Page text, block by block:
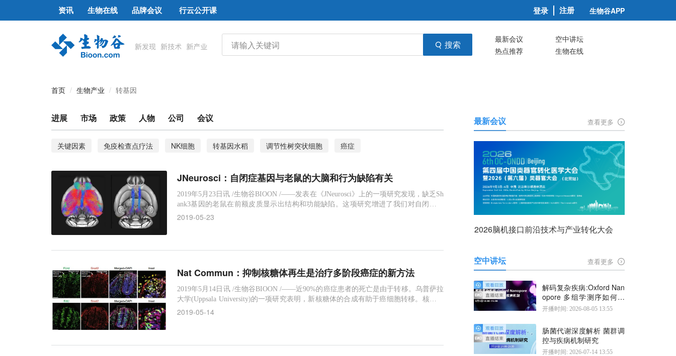
资讯 生物在线 品牌会议 行云公开课 登录 注册 生物谷APP
搜索 最新会议
空中讲坛
热点推荐
生物在线
首页 生物产业 转基因
进展 市场 政策 人物 公司 会议
关键因素 免疫检查点疗法 NK细胞 转基因水稻 调节性树突状细胞
癌症
行为缺陷
自闭症基因 结直肠癌 精准医疗 血癌 大脑
JNeurosci：自闭症基因与老鼠的大脑和行为缺陷有关
2019年5月23日讯 /生物谷BIOON /——发表在《JNeurosci》上的一项研究发现，缺乏Sh
ank3基因的老鼠在前额皮质显示出结构和功能缺陷。这项研究增进了我们对自闭症谱
系障碍最常见的遗传风险因素之一的理解。Shank3突变在患有自闭症和相关发育障碍
2019-05-23
Nat Commun：抑制核糖体再生是治疗多阶段癌症的新方法
2019年5月14日讯 /生物谷BIOON /——近90%的癌症患者的死亡是由于转移。乌普萨拉
大学(Uppsala University)的一项研究表明，新核糖体的合成有助于癌细胞转移。核糖体
是产生蛋白质的细胞成分。该研究结果为晚期癌症的新治疗策略开辟了新的可能性，
2019-05-14
最新会议 查看更多
2026脑机接口前沿技术与产业转化大会
空中讲坛 查看更多
解码复杂疾病:Oxford Nan
opore 多组学测序如何揭
示疾病机制
开播时间: 2026-08-05 13:55
肠菌代谢深度解析 菌群调
控与疾病机制研究
开播时间: 2026-07-14 13:55